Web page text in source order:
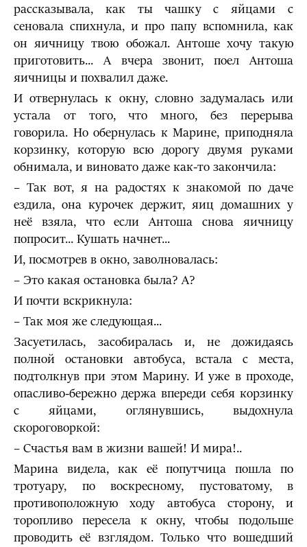
рассказывала, как ты чашку с яйцами с
сеновала спихнула, и про папу вспомнила, как
он яичницу твою обожал. Антоше хочу такую
приготовить... А вчера звонит, поел Антоша
яичницы и похвалил даже.
И отвернулась к окну, словно задумалась или
устала от того, что много, без перерыва
говорила. Но обернулась к Марине, приподняла
корзинку, которую всю дорогу двумя руками
обнимала, и виновато даже как-то закончила:
– Так вот, я на радостях к знакомой по даче
ездила, она курочек держит, яиц домашних у
неё взяла, что если Антоша снова яичницу
попросит... Кушать начнет...
И, посмотрев в окно, заволновалась:
– Это какая остановка была? А?
И почти вскрикнула:
– Так моя же следующая...
Засуетилась, засобиралась и, не дожидаясь
полной остановки автобуса, встала с места,
подтолкнув при этом Марину. И уже в проходе,
опасливо-бережно держа впереди себя корзинку
с яйцами, оглянувшись, выдохнула
скороговоркой:
– Счастья вам в жизни вашей! И мира!..
Марина видела, как её попутчица пошла по
тротуару, по воскресному, пустоватому, в
противоположную ходу автобуса сторону, и
торопливо пересела к окну, чтобы подольше
проводить её взглядом. Только что вошедший